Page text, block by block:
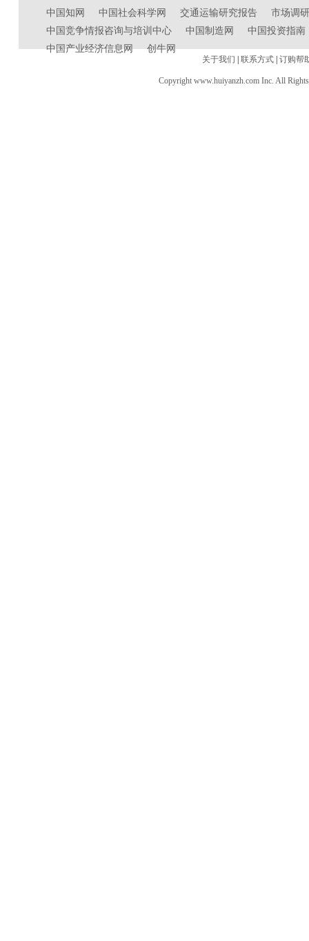
中国知网 中国社会科学网 交通运输研究报告
市场调
中国竞争情报咨询与培训中心
中国制造网
中国投资指南
中国产业经济信息网
创牛网
关于我们 联系方式 订购帮
Copyright www.huiyanzh.com Inc. All